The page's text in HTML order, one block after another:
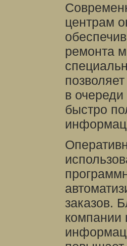
центрам
ремонта
в
быстро
заказов.
компании